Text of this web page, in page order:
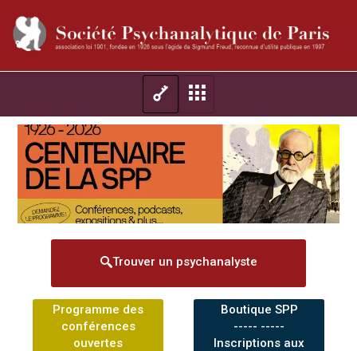
Trouver un psychanalyste
Programme des
conférences
ouvertes
Boutique SPP
----- -----
Inscriptions aux